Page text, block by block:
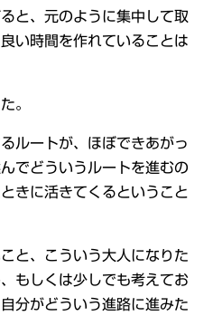
と、元のように集中して取
い時間を作れていることは
。
ルートが、ほぼできあがっ
でどういうルートを進むの
きに活きてくるということ
と、こういう大人になりた
もしくは少しでも考えてお
分がどういう進路に進みた